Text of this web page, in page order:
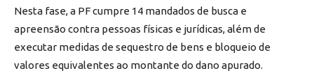
Nesta fase, a PF cumpre 14 mandados de busca e
apreensão contra pessoas físicas e jurídicas, além de
executar medidas de sequestro de bens e bloqueio de
valores equivalentes ao montante do dano apurado.